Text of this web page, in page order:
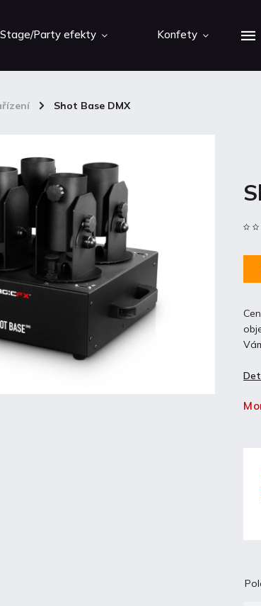
Stage/Party efekty Konfety
/ Shot Base DMX